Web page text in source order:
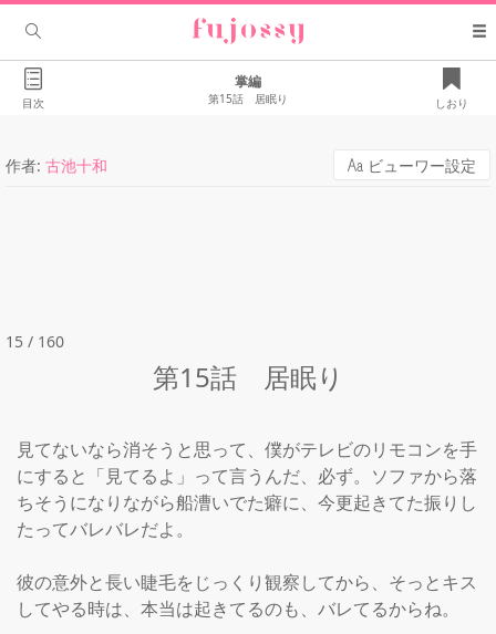
目次
掌編
第15話 居眠り しおり
作者: 古池十和 ビューワー設定
15 / 160
第15話 居眠り
見てないなら消そうと思って、僕がテレビのリモコンを手
にすると「見てるよ」って言うんだ、必ず。ソファから落
ちそうになりながら船漕いでた癖に、今更起きてた振りし
たってバレバレだよ。
彼の意外と長い睫毛をじっくり観察してから、そっとキス
してやる時は、本当は起きてるのも、バレてるからね。